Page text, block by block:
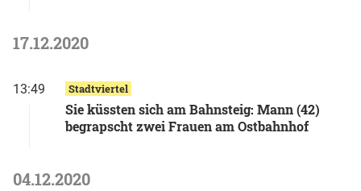
17.12.2020
13:49 Stadtviertel
Sie küssten sich am Bahnsteig: Mann (42)
begrapscht zwei Frauen am Ostbahnhof
04.12.2020